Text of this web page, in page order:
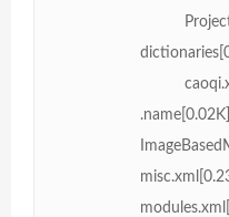
.name[0.02K]